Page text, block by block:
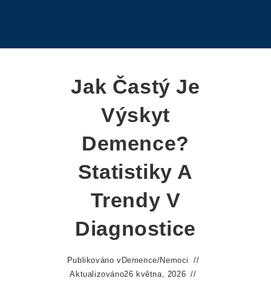
Jak Častý Je
Výskyt
Demence?
Statistiky A
Trendy V
Diagnostice
Publikováno v Demence/Nemoci
Aktualizováno26 května, 2026